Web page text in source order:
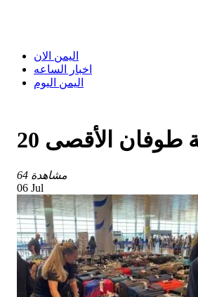
اليمن الان
اخبار الساعه
اليمن اليوم
طوفان الأقصى
64 مشاهدة
06 Jul